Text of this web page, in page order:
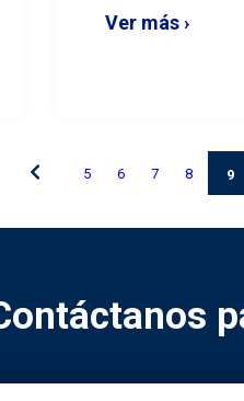
Ver más ›
5 6 7 8 9